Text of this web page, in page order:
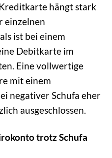
hängt stark
einzelnen
ist bei einem
Debitkarte im
Eine vollwertige
mit einem
negativer Schufa eher
ausgeschlossen.
trotz Schufa